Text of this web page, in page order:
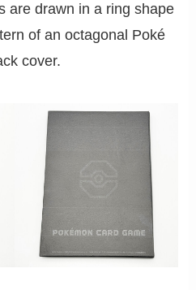
are drawn in a ring shape
of an octagonal Poké
cover.